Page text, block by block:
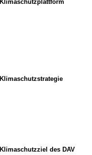
Klimaschutzplattform
Klimaschutzstrategie
Klimaschutzziel des DAV